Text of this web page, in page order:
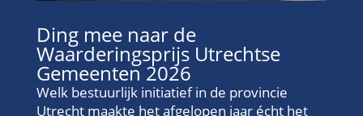
Ding mee naar de
Waarderingsprijs Utrechtse
Gemeenten 2026
Welk bestuurlijk initiatief in de provincie
Utrecht maakte het afgelopen jaar écht het